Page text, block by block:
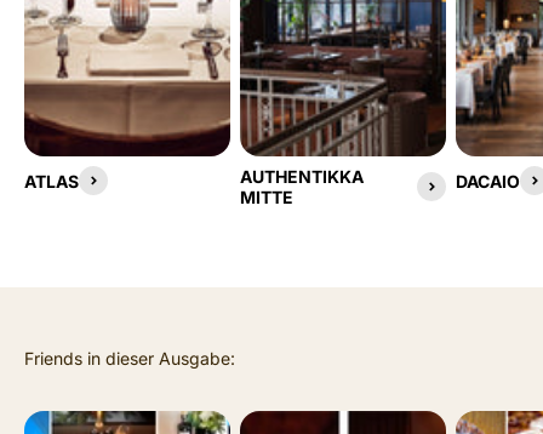
ATLAS
AUTHENTIKKA
MITTE
DACAIO